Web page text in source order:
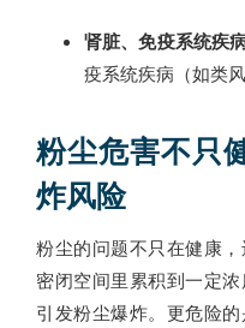
肾脏、免疫系统疾
疫系统疾病（如类
粉尘危害不只
炸风险
粉尘的问题不只在健康
密闭空间里累积到一定
引发粉尘爆炸。更危险